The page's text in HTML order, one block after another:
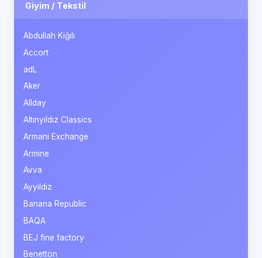
Giyim / Tekstil
Abdullah Kiğılı
Accort
adL
Aker
Allday
Altınyıldız Classics
Armani Exchange
Armine
Avva
Ayyıldız
Banana Republic
BAQA
BEJ fine factory
Benetton